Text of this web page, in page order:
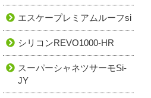
エスケープレミアムルーフsi
シリコンREVO1000-HR
スーパーシャネツサーモSi-
JY